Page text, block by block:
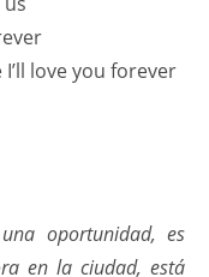
love you forever
oportunidad, es
en la ciudad, está